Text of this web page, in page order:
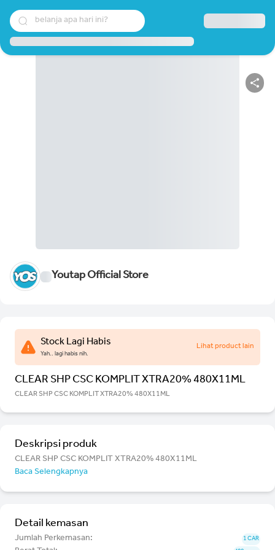
belanja apa hari ini?
Youtap Official Store
Stock Lagi Habis
Yah.. lagi habis nih.
Lihat product lain
CLEAR SHP CSC KOMPLIT XTRA20% 480X11ML
CLEAR SHP CSC KOMPLIT XTRA20% 480X11ML
Deskripsi produk
CLEAR SHP CSC KOMPLIT XTRA20% 480X11ML
Baca Selengkapnya
Detail kemasan
Jumlah Perkemasan: 1 CAR